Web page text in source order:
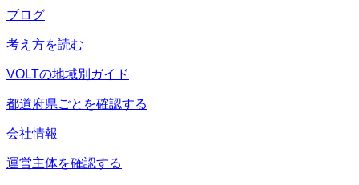
ブログ
考え方を読む
VOLTの地域別ガイド
都道府県ごとを確認する
会社情報
運営主体を確認する